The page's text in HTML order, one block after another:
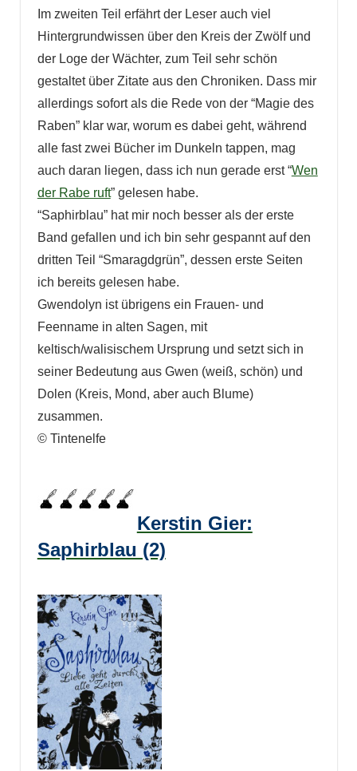
Im zweiten Teil erfährt der Leser auch viel
Hintergrundwissen über den Kreis der Zwölf und
der Loge der Wächter, zum Teil sehr schön
gestaltet über Zitate aus den Chroniken. Dass mir
allerdings sofort als die Rede von der “Magie des
Raben” klar war, worum es dabei geht, während
alle fast zwei Bücher im Dunkeln tappen, mag
auch daran liegen, dass ich nun gerade erst “Wen
der Rabe ruft” gelesen habe.
“Saphirblau” hat mir noch besser als der erste
Band gefallen und ich bin sehr gespannt auf den
dritten Teil “Smaragdgrün”, dessen erste Seiten
ich bereits gelesen habe.
Gwendolyn ist übrigens ein Frauen- und
Feenname in alten Sagen, mit
keltisch/walisischem Ursprung und setzt sich in
seiner Bedeutung aus Gwen (weiß, schön) und
Dolen (Kreis, Mond, aber auch Blume)
zusammen.
© Tintenelfe
Kerstin Gier:
Saphirblau (2)